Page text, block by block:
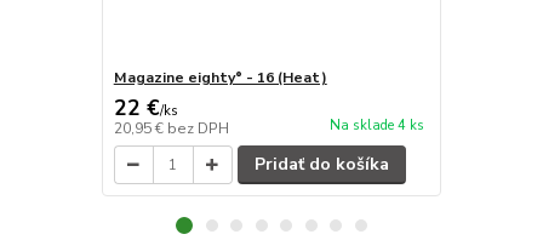
Magazine eighty° - 16 (Heat)
22 €/ks
20,95 € bez DPH Na sklade 4 ks
Pridať do košíka